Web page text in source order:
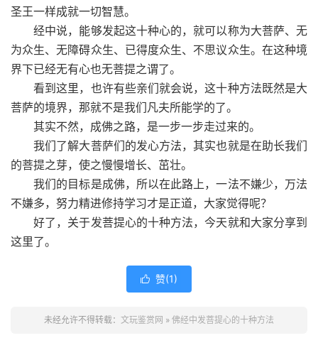
圣王一样成就一切智慧。
经中说，能够发起这十种心的，就可以称为大菩萨、无
为众生、无障碍众生、已得度众生、不思议众生。在这种境
界下已经无有心也无菩提之谓了。
看到这里，也许有些亲们就会说，这十种方法既然是大
菩萨的境界，那就不是我们凡夫所能学的了。
其实不然，成佛之路，是一步一步走过来的。
我们了解大菩萨们的发心方法，其实也就是在助长我们
的菩提之芽，使之慢慢增长、茁壮。
我们的目标是成佛，所以在此路上，一法不嫌少，万法
不嫌多，努力精进修持学习才是正道，大家觉得呢？
好了，关于发菩提心的十种方法，今天就和大家分享到
这里了。
 赞(1)
未经允许不得转载： 文玩鉴赏网 » 佛经中发菩提心的十种方法